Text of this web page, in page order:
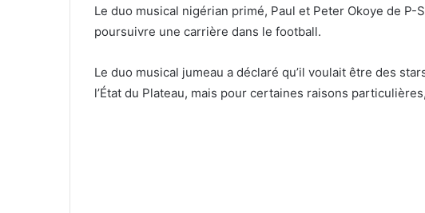
Le duo musical nigérian primé, Paul et Peter Okoye de
poursuivre une carrière dans le football.
Le duo musical jumeau a déclaré qu’il voulait être des
l’État du Plateau, mais pour certaines raisons